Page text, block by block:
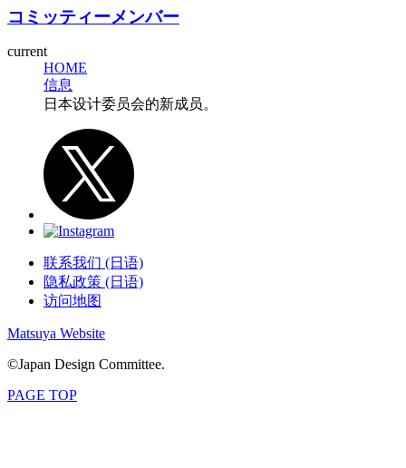
コミッティーメンバー
current
HOME
信息
日本设计委员会的新成员。
联系我们 (日语)
隐私政策 (日语)
访问地图
Matsuya Website
©Japan Design Committee.
PAGE TOP